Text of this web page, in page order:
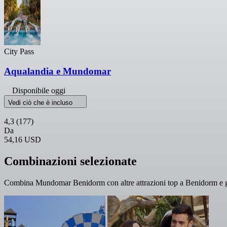
City Pass
Aqualandia e Mundomar
Disponibile oggi
Vedi ciò che è incluso
4,3 (177)
Da
54,16 USD
Combinazioni selezionate
Combina Mundomar Benidorm con altre attrazioni top a Benidorm e